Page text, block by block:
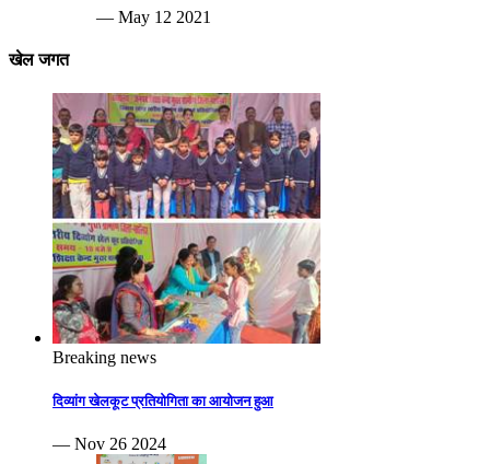
— May 12 2021
खेल जगत
Breaking news
दिव्यांग खेलकूट प्रतियोगिता का आयोजन हुआ
— Nov 26 2024